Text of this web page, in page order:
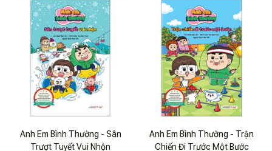
Anh Em Bình Thường - Sân
Trượt Tuyết Vui Nhộn
Anh Em Bình Thường - Trận
Chiến Đi Trước Một Bước